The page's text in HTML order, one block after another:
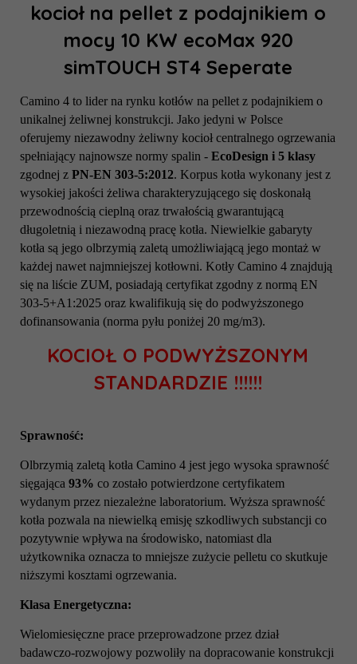
kocioł na pellet z podajnikiem o
mocy 10 KW ecoMax 920
simTOUCH ST4 Seperate
Camino 4 to lider na rynku kotłów na pellet z podajnikiem o
unikalnej żeliwnej konstrukcji. Jako jedyni w Polsce
oferujemy niezawodny żeliwny kocioł centralnego ogrzewania
spełniający najnowsze normy spalin - EcoDesign i 5 klasy
zgodnej z PN-EN 303-5:2012. Korpus kotła wykonany jest z
wysokiej jakości żeliwa charakteryzującego się doskonałą
przewodnością cieplną oraz trwałością gwarantującą
długoletnią i niezawodną pracę kotła. Niewielkie gabaryty
kotła są jego olbrzymią zaletą umożliwiającą jego montaż w
każdej nawet najmniejszej kotłowni. Kotły Camino 4 znajdują
się na liście ZUM, posiadają certyfikat zgodny z normą EN
303-5+A1:2025 oraz kwalifikują się do podwyższonego
dofinansowania (norma pyłu poniżej 20 mg/m3).
KOCIOŁ O PODWYŻSZONYM
STANDARDZIE !!!!!!
Sprawność:
Olbrzymią zaletą kotła Camino 4 jest jego wysoka sprawność
sięgająca 93% co zostało potwierdzone certyfikatem
wydanym przez niezależne laboratorium. Wyższa sprawność
kotła pozwala na niewielką emisję szkodliwych substancji co
pozytywnie wpływa na środowisko, natomiast dla
użytkownika oznacza to mniejsze zużycie pelletu co skutkuje
niższymi kosztami ogrzewania.
Klasa Energetyczna:
Wielomiesięczne prace przeprowadzone przez dział
badawczo-rozwojowy pozwoliły na dopracowanie konstrukcji